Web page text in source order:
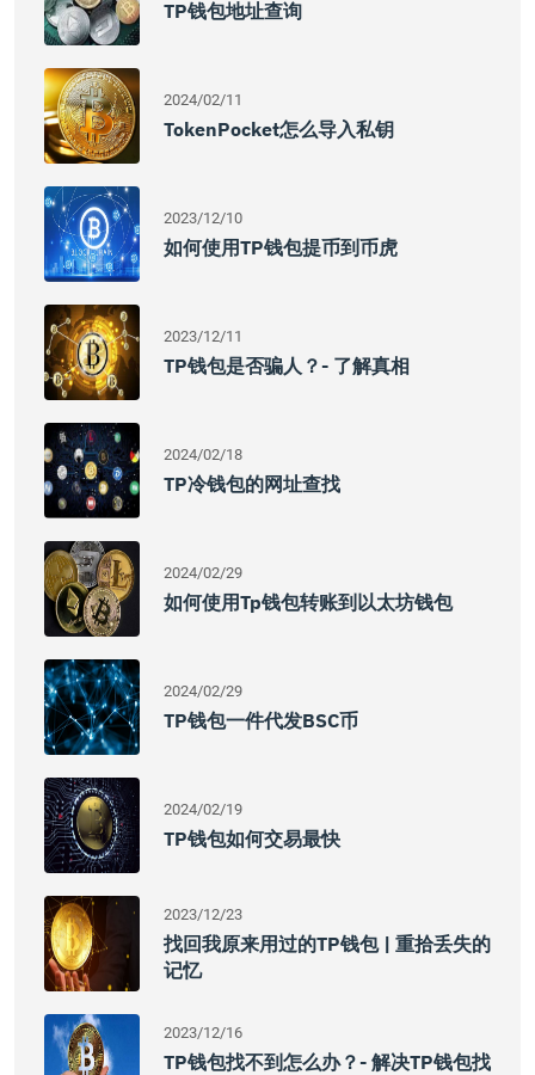
TP钱包地址查询
2024/02/11
TokenPocket怎么导入私钥
2023/12/10
如何使用TP钱包提币到币虎
2023/12/11
TP钱包是否骗人？- 了解真相
2024/02/18
TP冷钱包的网址查找
2024/02/29
如何使用tp钱包转账到以太坊钱包
2024/02/29
TP钱包一件代发BSC币
2024/02/19
TP钱包如何交易最快
2023/12/23
找回我原来用过的TP钱包 | 重拾丢失的
记忆
2023/12/16
TP钱包找不到怎么办？- 解决TP钱包找